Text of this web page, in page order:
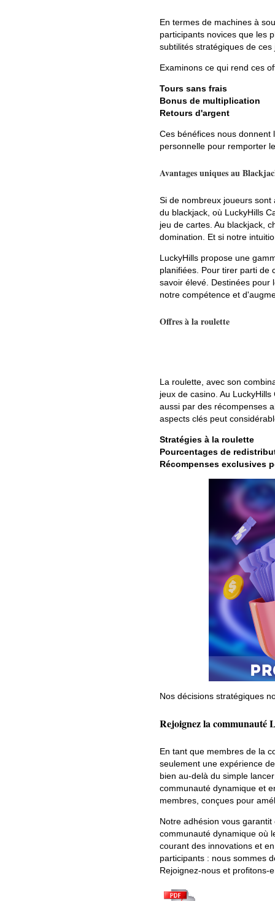
En termes de machines à
participants novices que les
subtilités stratégiques de ces
Examinons ce qui rend ces
Tours sans frais
Bonus de multiplication
Retours d'argent
Ces bénéfices nous
personnelle pour remporter
Avantages uniques au
Si de nombreux joueurs
du blackjack, où LuckyHills
jeu de cartes. Au blackjack,
domination. Et si notre
LuckyHills propose une
planifiées. Pour tirer parti de
savoir élevé. Destinées pour
notre compétence et
Offres à la roulette
La roulette, avec son
jeux de casino. Au
aussi par des récompenses
aspects clés peut
Stratégies à la roulette
Pourcentages de
Récompenses exclusives
Nos décisions stratégiques
Rejoignez la communauté
En tant que membres de la
seulement une expérience
bien au-delà du simple
communauté dynamique et
membres, conçues pour
Notre adhésion vous
communauté dynamique où
courant des innovations et
participants : nous sommes
Rejoignez-nous et profitons-